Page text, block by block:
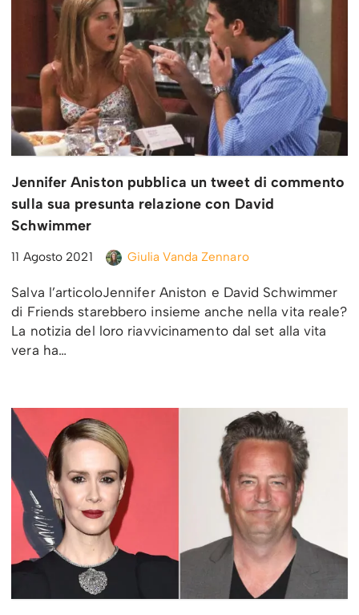
Jennifer Aniston pubblica un tweet di commento
sulla sua presunta relazione con David
Schwimmer
11 Agosto 2021 Giulia Vanda Zennaro
Salva l’articoloJennifer Aniston e David Schwimmer
di Friends starebbero insieme anche nella vita reale?
La notizia del loro riavvicinamento dal set alla vita
vera ha…